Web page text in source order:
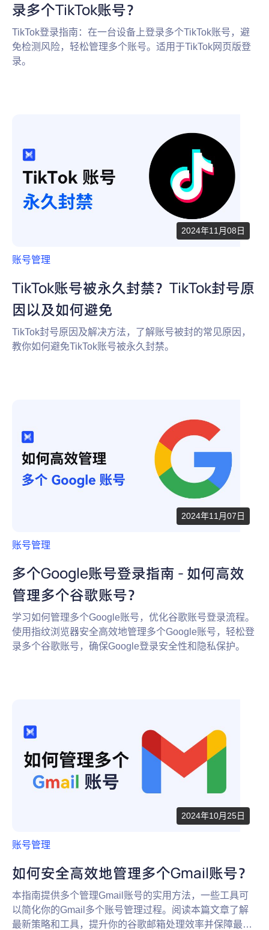
录多个TikTok账号？
TikTok登录指南：在一台设备上登录多个TikTok账号，避
免检测风险，轻松管理多个账号。适用于TikTok网页版登
录。
2024年11月08日
账号管理
TikTok账号被永久封禁？TikTok封号原
因以及如何避免
TikTok封号原因及解决方法，了解账号被封的常见原因，
教你如何避免TikTok账号被永久封禁。
2024年11月07日
账号管理
多个Google账号登录指南 - 如何高效
管理多个谷歌账号？
学习如何管理多个Google账号，优化谷歌账号登录流程。
使用指纹浏览器安全高效地管理多个Google账号，轻松登
录多个谷歌账号，确保Google登录安全性和隐私保护。
2024年10月25日
账号管理
如何安全高效地管理多个Gmail账号？
本指南提供多个管理Gmail账号的实用方法，一些工具可
以简化你的Gmail多个账号管理过程。阅读本篇文章了解
最新策略和工具，提升你的谷歌邮箱处理效率并保障最高